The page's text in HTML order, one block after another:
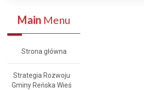
Main Menu
Strona główna
Strategia Rozwoju
Gminy Reńska Wieś